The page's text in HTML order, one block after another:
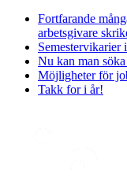
Fortfarande
arbetsgivare
Semestervikarier
Nu kan man
Möjligheter för
Takk for i år!